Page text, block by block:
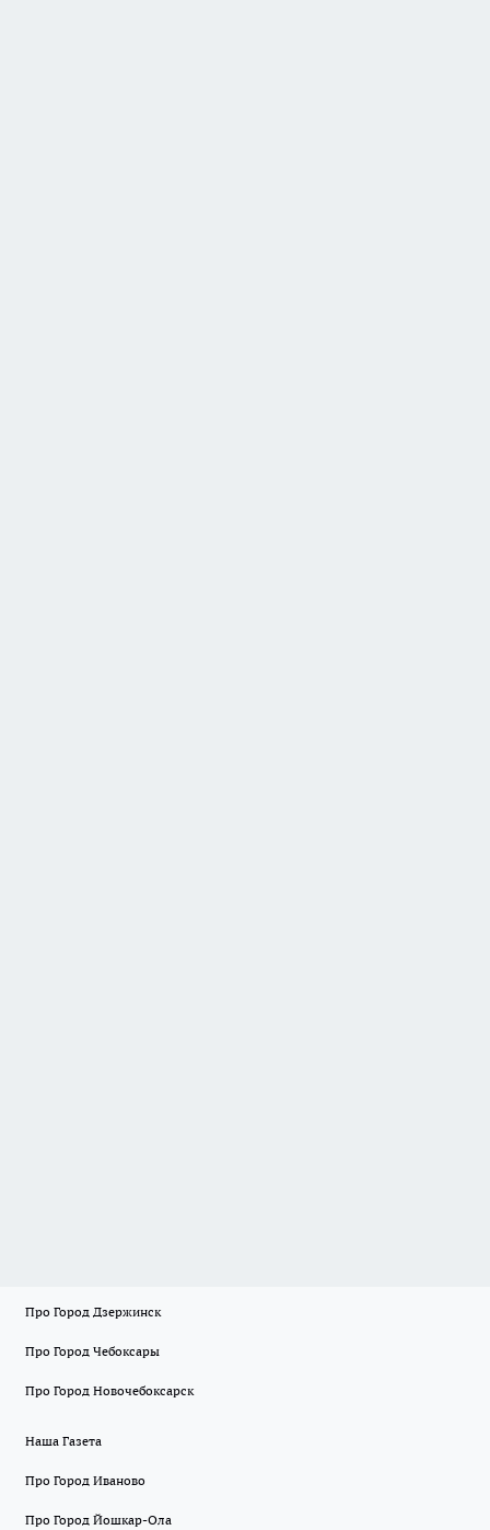
Про Город Дзержинск
Про Город Чебоксары
Про Город Новочебоксарск
Наша Газета
Про Город Иваново
Про Город Йошкар-Ола